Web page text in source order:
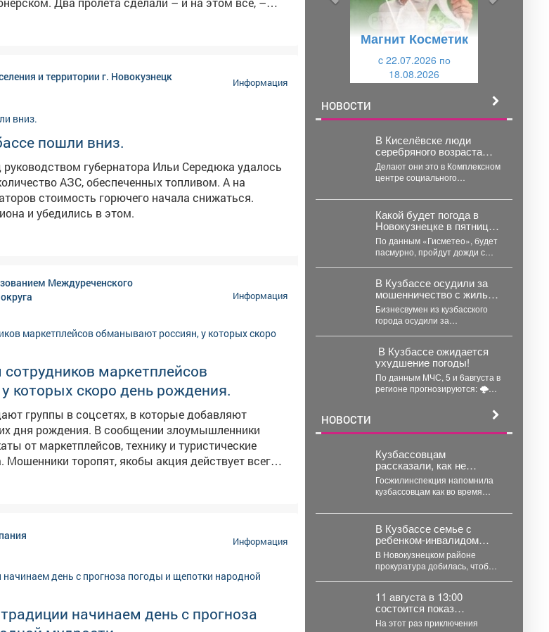
что часть
в порядок, однако оставшаяся секция по-
превращается в бурный водопад, а зимой
на Пионерском бульваре. В администрации
сильным дождем.
и территории г. Новокузнецк Информация
пошли вниз.
губернатора Ильи Середюка удалось
АЗС, обеспеченных топливом. А на
стоимость горючего начала снижаться.
и убедились в этом.
Междуреченского
Информация
маркетплейсов
которых скоро день рождения.
группы в соцсетях, в которые добавляют
дня рождения. В сообщении злоумышленники
от маркетплейсов, технику и туристические
по ссылке. ➡️ ❗️Будьте бдительны и
по ссылке опасно, она может быть
акциях маркетплейсы информируют на своих
Информация
начинаем день с прогноза
Магнит Косметик
c 22.07.2026 по
18.08.2026
НОВОСТИ
В Киселёвске люди
серебряного возраста
проходят социальную
реабилитацию.
Делают они это в Комплексном
центре социального
работают с пенсионерами, и...
Какой будет погода в
Новокузнецке в пятницу,
31 июля?
По данным «Гисметео», будет
пасмурно, пройдут дожди с
В Кузбассе осудили за
мошенничество с жильём
дочь знаменитого
строителя
Бизнесвумен из кузбасского
города осудили за
мэр. Осинниковский
городской...
️ В Кузбассе ожидается
ухудшение погоды!
По данным МЧС, 5 и 6августа в
регионе прогнозируются: 🌩
НОВОСТИ
Кузбассовцам
рассказали, как не
платить за ЖКХ во время
отпуска
Госжилинспекция напомнила
кузбассовцам как во время
коммуналкеи что для этого
нужно. ...
В Кузбассе семье с
ребенком-инвалидом
пришлось через
силовиков просить воду в
дом
В Новокузнецком районе
прокуратура добилась, чтобы
и канализацией....
11 августа в 13:00
состоится показ
двенадцатого
На этот раз приключения